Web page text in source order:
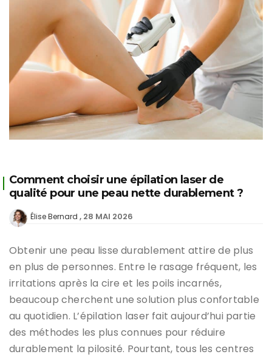
Comment choisir une épilation laser de
qualité pour une peau nette durablement ?
Élise Bernard 28 MAI 2026
Obtenir une peau lisse durablement attire de plus
en plus de personnes. Entre le rasage fréquent, les
irritations après la cire et les poils incarnés,
beaucoup cherchent une solution plus confortable
au quotidien. L’épilation laser fait aujourd’hui partie
des méthodes les plus connues pour réduire
durablement la pilosité. Pourtant, tous les centres